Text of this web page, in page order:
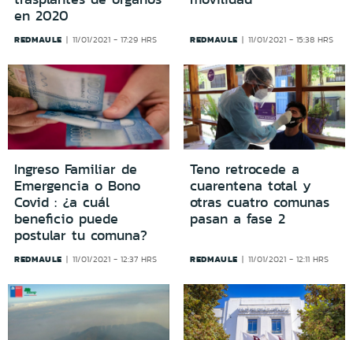
en 2020
REDMAULE 11/01/2021 - 17:29 HRS REDMAULE 11/01/2021 - 15:38 HRS
Ingreso Familiar de
Emergencia o Bono
Covid : ¿a cuál
beneficio puede
postular tu comuna?
REDMAULE 11/01/2021 - 12:37 HRS
Teno retrocede a
cuarentena total y
otras cuatro comunas
pasan a fase 2
REDMAULE 11/01/2021 - 12:11 HRS